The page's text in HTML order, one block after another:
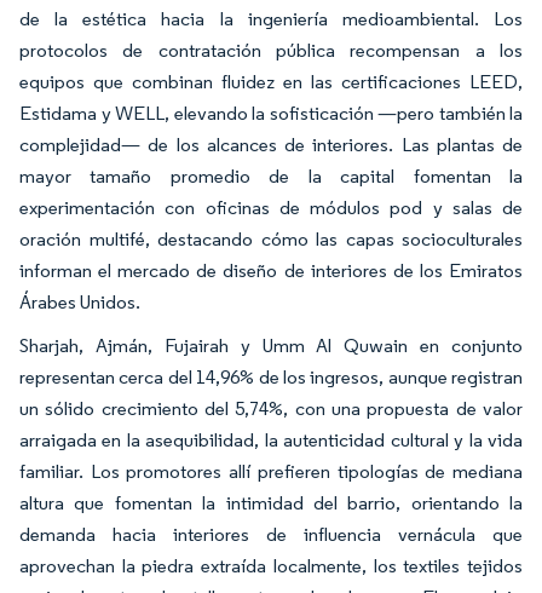
de la estética hacia la ingeniería medioambiental. Los
protocolos de contratación pública recompensan a los
equipos que combinan fluidez en las certificaciones LEED,
Estidama y WELL, elevando la sofisticación —pero también la
complejidad— de los alcances de interiores. Las plantas de
mayor tamaño promedio de la capital fomentan la
experimentación con oficinas de módulos pod y salas de
oración multifé, destacando cómo las capas socioculturales
informan el mercado de diseño de interiores de los Emiratos
Árabes Unidos.
Sharjah, Ajmán, Fujairah y Umm Al Quwain en conjunto
representan cerca del 14,96% de los ingresos, aunque registran
un sólido crecimiento del 5,74%, con una propuesta de valor
arraigada en la asequibilidad, la autenticidad cultural y la vida
familiar. Los promotores allí prefieren tipologías de mediana
altura que fomentan la intimidad del barrio, orientando la
demanda hacia interiores de influencia vernácula que
aprovechan la piedra extraída localmente, los textiles tejidos